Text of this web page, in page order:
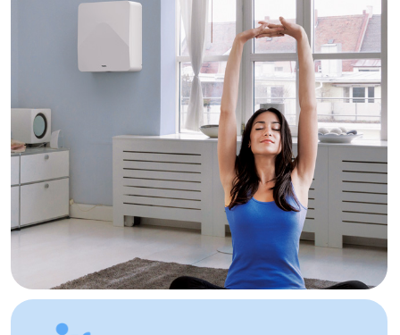
Мы держим конкурентные цены и
регулярно проводим акции, делая
качественные решения доступными
для всех.
Выгодные цены и
специальные
предложения
Оплата и доставка